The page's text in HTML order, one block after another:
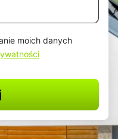
moich danych